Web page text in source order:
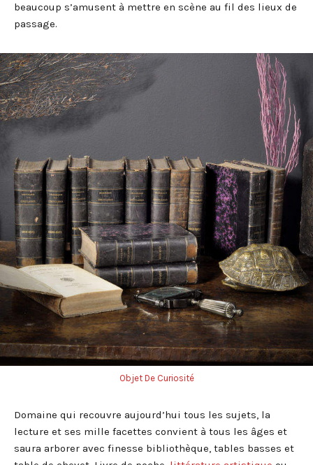
beaucoup s’amusent à mettre en scène au fil des lieux de
passage.
Objet De Curiosité
Domaine qui recouvre aujourd’hui tous les sujets, la
lecture et ses mille facettes convient à tous les âges et
saura arborer avec finesse bibliothèque, tables basses et